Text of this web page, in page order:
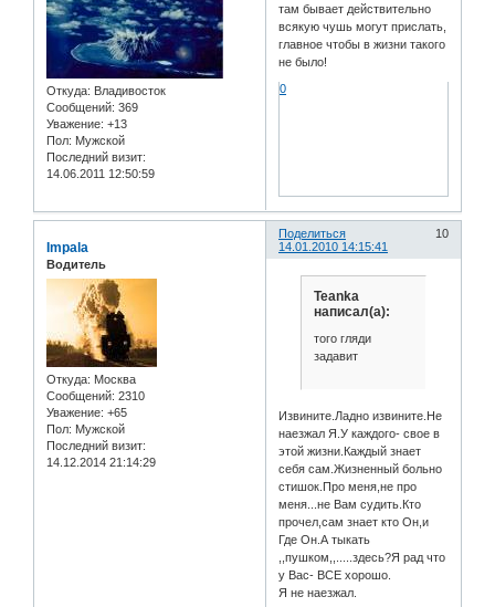
Откуда: Владивосток
Сообщений: 369
Уважение: +13
Пол: Мужской
Последний визит:
14.06.2011 12:50:59
там бывает действительно
всякую чушь могут прислать,
главное чтобы в жизни такого
не было!
0
Поделиться
10
14.01.2010 14:15:41
Impala
Водитель
Откуда: Москва
Сообщений: 2310
Уважение: +65
Пол: Мужской
Последний визит:
14.12.2014 21:14:29
Teanka
написал(а):
того гляди
задавит
Извините.Ладно извините.Не
наезжал Я.У каждого- свое в
этой жизни.Каждый знает
себя сам.Жизненный больно
стишок.Про меня,не про
меня...не Вам судить.Кто
прочел,сам знает кто Он,и
Где Он.А тыкать
,,пушком,,.....здесь?Я рад что
у Вас- ВСЕ хорошо.
Я не наезжал.